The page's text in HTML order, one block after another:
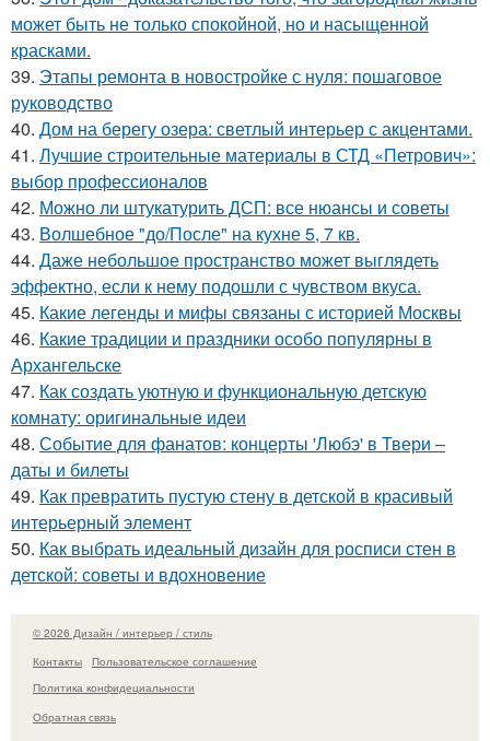
может быть не только спокойной, но и насыщенной
красками.
39. Этапы ремонта в новостройке с нуля: пошаговое
руководство
40. Дом на берегу озера: светлый интерьер с акцентами.
41. Лучшие строительные материалы в СТД «Петрович»:
выбор профессионалов
42. Можно ли штукатурить ДСП: все нюансы и советы
43. Волшебное "до/После" на кухне 5, 7 кв.
44. Даже небольшое пространство может выглядеть
эффектно, если к нему подошли с чувством вкуса.
45. Какие легенды и мифы связаны с историей Москвы
46. Какие традиции и праздники особо популярны в
Архангельске
47. Как создать уютную и функциональную детскую
комнату: оригинальные идеи
48. Событие для фанатов: концерты 'Любэ' в Твери –
даты и билеты
49. Как превратить пустую стену в детской в красивый
интерьерный элемент
50. Как выбрать идеальный дизайн для росписи стен в
детской: советы и вдохновение
© 2026 Дизайн / интерьер / стиль
Контакты
Пользовательское соглашение
Политика конфидециальности
Обратная связь